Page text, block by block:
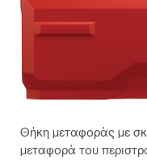
Θήκη μεταφοράς με
μεταφορά του